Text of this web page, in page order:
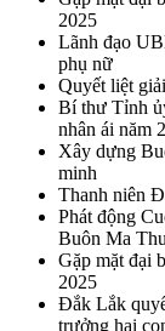
2025
Lãnh đạo
phụ nữ
Quyết liệt
Bí thư Tỉnh
nhân ái năm
Xây dựng
minh
Thanh niên
Phát động
Buôn Ma
Gặp mặt đại
2025
Đắk Lắk
trưởng hai